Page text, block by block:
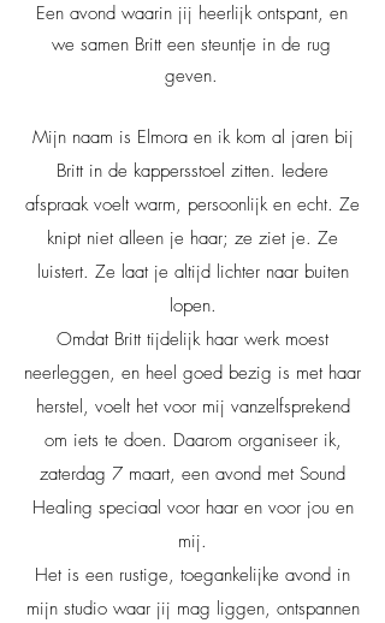
Een avond waarin jij heerlijk ontspant, en
we samen Britt een steuntje in de rug
geven.
Mijn naam is Elmora en ik kom al jaren bij
Britt in de kappersstoel zitten. Iedere
afspraak voelt warm, persoonlijk en echt. Ze
knipt niet alleen je haar; ze ziet je. Ze
luistert. Ze laat je altijd lichter naar buiten
lopen.
Omdat Britt tijdelijk haar werk moest
neerleggen, en heel goed bezig is met haar
herstel, voelt het voor mij vanzelfsprekend
om iets te doen. Daarom organiseer ik,
zaterdag 7 maart, een avond met Sound
Healing speciaal voor haar en voor jou en
mij.
Het is een rustige, toegankelijke avond in
mijn studio waar jij mag liggen, ontspannen